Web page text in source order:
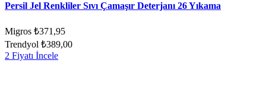
Persil Jel Renkliler Sıvı Çamaşır Deterjanı 26 Yıkama
Migros ₺371,95
Trendyol ₺389,00
2 Fiyatı İncele